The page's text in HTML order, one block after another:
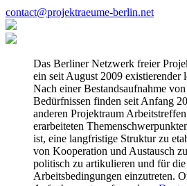
contact@projektraeume-berlin.net
Das Berliner Netzwerk freier
ein seit August 2009 existierender
Nach einer Bestandsaufnahme
Bedürfnissen finden seit Anfang
anderen Projektraum
erarbeiteten
ist, eine langfristige Struktur zu
von Kooperation und Austausch
politisch zu artikulieren und für die
Arbeitsbedingungen einzutreten.